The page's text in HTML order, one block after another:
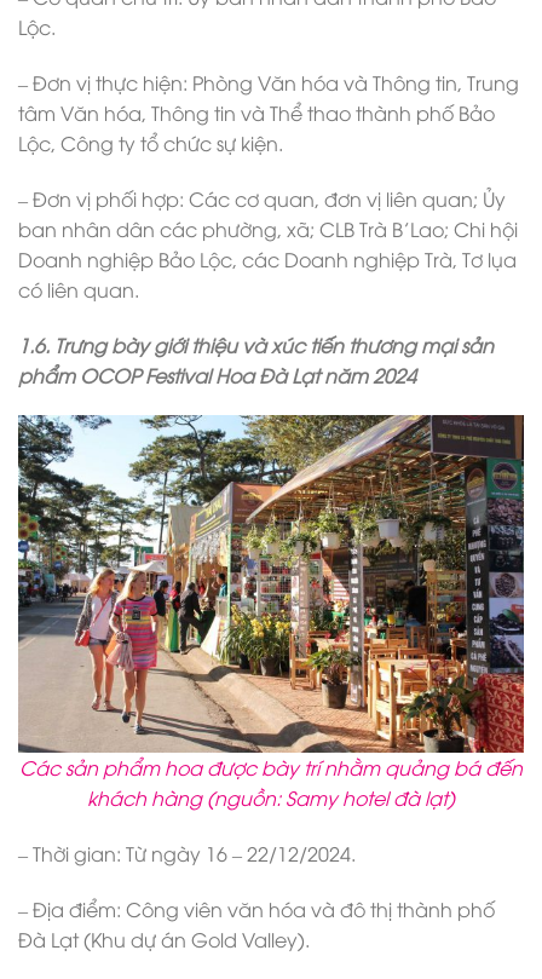
Lộc.
– Đơn vị thực hiện: Phòng Văn hóa và Thông tin, Trung
tâm Văn hóa, Thông tin và Thể thao thành phố Bảo
Lộc, Công ty tổ chức sự kiện.
– Đơn vị phối hợp: Các cơ quan, đơn vị liên quan; Ủy
ban nhân dân các phường, xã; CLB Trà B’Lao; Chi hội
Doanh nghiệp Bảo Lộc, các Doanh nghiệp Trà, Tơ lụa
có liên quan.
1.6. Trưng bày giới thiệu và xúc tiến thương mại sản
phẩm OCOP Festival Hoa Đà Lạt năm 2024
Các sản phẩm hoa được bày trí nhằm quảng bá đến
khách hàng (nguồn: Samy hotel đà lạt)
– Thời gian: Từ ngày 16 – 22/12/2024.
– Địa điểm: Công viên văn hóa và đô thị thành phố
Đà Lạt (Khu dự án Gold Valley).